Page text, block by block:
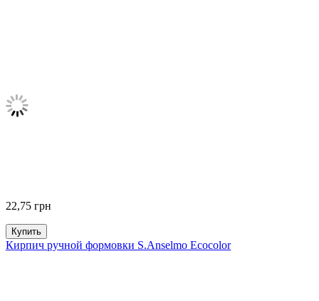
22,75 грн
Купить
Кирпич ручной формовки S.Anselmo Ecocolor